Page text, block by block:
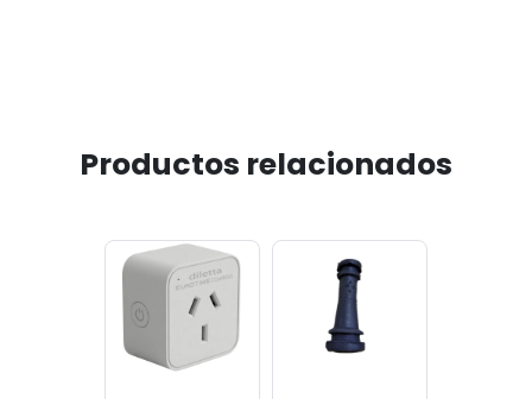
Productos relacionados